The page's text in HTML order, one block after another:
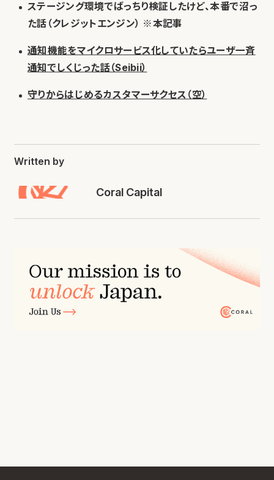
ステージング環境でばっちり検証したけど、本番で沼っ
た話（クレジットエンジン） ※本記事
通知機能をマイクロサービス化していたらユーザ一斉
通知でしくじった話（Seibii）
守りからはじめるカスタマーサクセス（空）
Written by
Coral Capital